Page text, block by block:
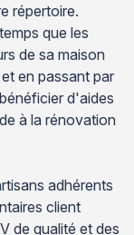
répertoire.
que les
de sa maison
en passant par
d'aides
à la rénovation
adhérents
client
de qualité et des